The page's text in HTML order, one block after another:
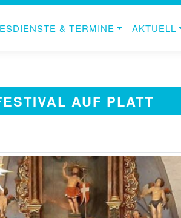
& TERMINE AKTUELL
AUF PLATT